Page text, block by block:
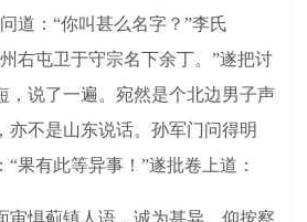
道：“你叫甚么名字？”李氏
右屯卫于守宗名下余丁。”遂把讨
，说了一遍。宛然是个北边男子声
亦不是山东说话。孙军门问得明
果有此等异事！”遂批卷上道：